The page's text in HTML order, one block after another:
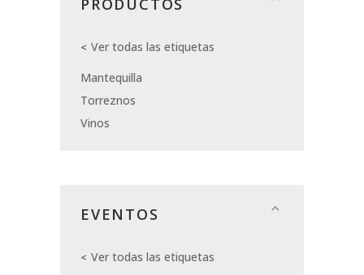
PRODUCTOS
Ver todas las etiquetas
Mantequilla
Torreznos
Vinos
EVENTOS
Ver todas las etiquetas